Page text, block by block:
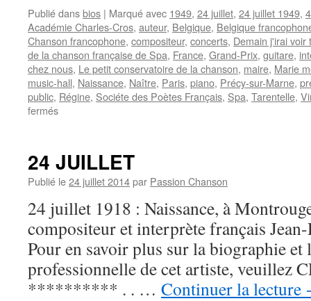
Publié dansbios | Marqué avec 1949, 24 juillet, 24 juillet 1949,
Académie Charles-Cros, auteur, Belgique, Belgique
Chanson francophone, compositeur, concerts, Demain j'irai voir
de la chanson française de Spa, France, Grand-Prix, guitare,
chez nous, Le petit conservatoire de la chanson, maire, Marie
music-hall, Naissance, Naître, Paris, piano, Précy-sur-Marne,
public, Régine, Sociéte des Poètes Français, Spa, Tarentelle,
ferméssur
24 JUILLET
Publié le24 juillet 2014par Passion Chanson
24 juillet 1918 : Naissance, à
compositeur et interprète français
Pour en savoir plus sur la biographie et
professionnelle de cet artiste, veuillez
********** . . … Continuer la lecture